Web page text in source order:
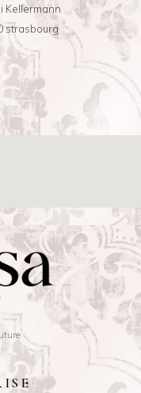
Kellermann
strasbourg